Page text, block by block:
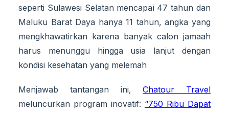
seperti Sulawesi Selatan mencapai 47 tahun dan
Maluku Barat Daya hanya 11 tahun, angka yang
mengkhawatirkan karena banyak calon jamaah
harus menunggu hingga usia lanjut dengan
kondisi kesehatan yang melemah
Menjawab tantangan ini,Chatour Travel
meluncurkan program inovatif: “750 Ribu Dapat